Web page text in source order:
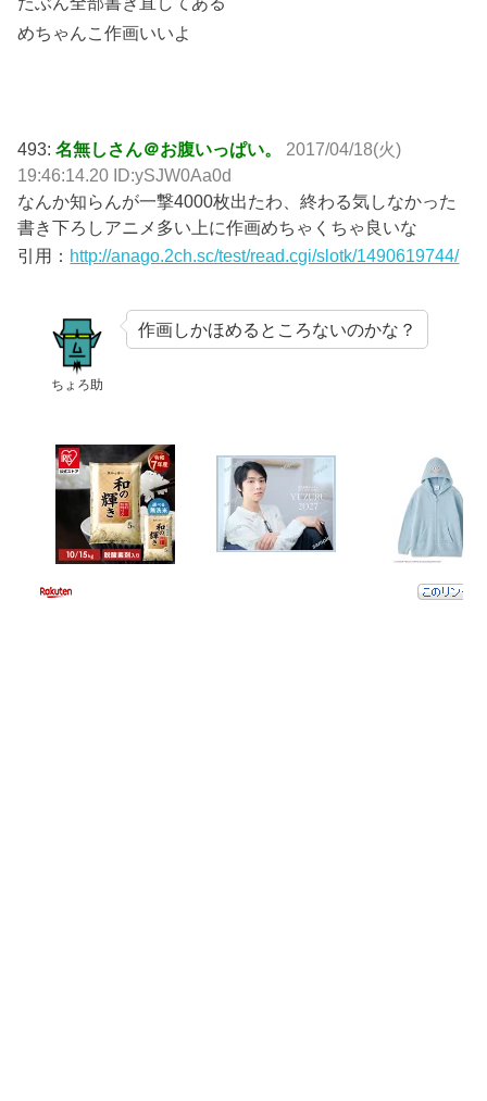
めちゃんこ作画いいよ
493:名無しさん＠お腹いっぱい。
2017/04/18(火)
19:46:14.20 ID:ySJW0Aa0d
なんか知らんが一撃4000枚出たわ、終わる気しなかった
書き下ろしアニメ多い上に作画めちゃくちゃ良いな
引用： http://anago.2ch.sc/test/read.cgi/slotk/1490619744/
ちょろ助
作画しかほめるところないのかな？